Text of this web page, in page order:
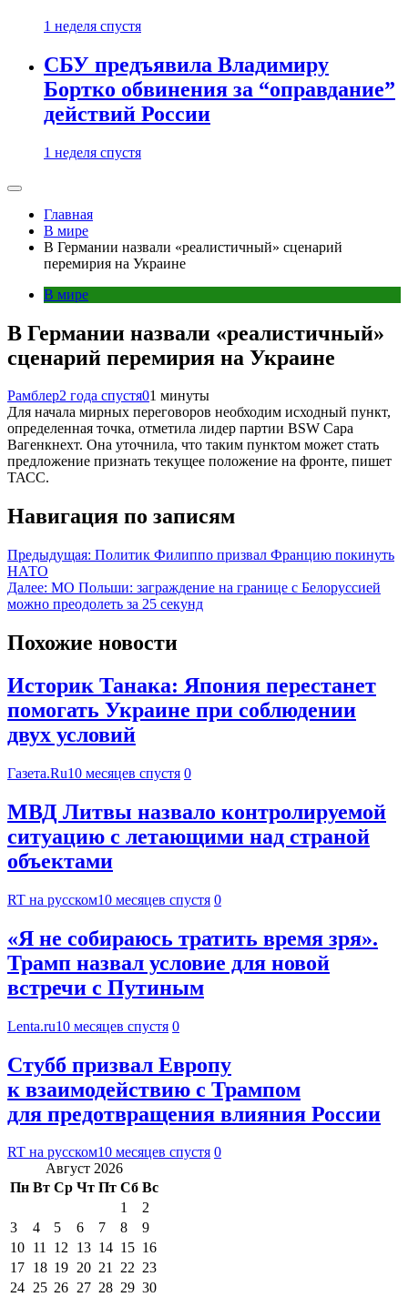
1 неделя спустя
СБУ предъявила Владимиру
Бортко обвинения за “оправдание”
действий России
1 неделя спустя
Главная
В мире
В Германии назвали «реалистичный» сценарий
перемирия на Украине
В мире
В Германии назвали «реалистичный»
сценарий перемирия на Украине
Рамблер2 года спустя01 минуты
Для начала мирных переговоров необходим исходный пункт,
определенная точка, отметила лидер партии BSW Сара
Вагенкнехт. Она уточнила, что таким пунктом может стать
предложение признать текущее положение на фронте, пишет
ТАСС.
Навигация по записям
Предыдущая: Политик Филиппо призвал Францию покинуть
НАТО
Далее: МО Польши: заграждение на границе с Белоруссией
можно преодолеть за 25 секунд
Похожие новости
Историк Танака: Япония перестанет
помогать Украине при соблюдении
двух условий
Газета.Ru10 месяцев спустя 0
МВД Литвы назвало контролируемой
ситуацию с летающими над страной
объектами
RT на русском10 месяцев спустя 0
«Я не собираюсь тратить время зря».
Трамп назвал условие для новой
встречи с Путиным
Lenta.ru10 месяцев спустя 0
Стубб призвал Европу
к взаимодействию с Трампом
для предотвращения влияния России
RT на русском10 месяцев спустя 0
Август 2026
Пн Вт Ср Чт Пт Сб Вс
1
2
3
4 5 6 7 8
9
10 11 12 13 14 15 16
17 18 19 20 21 22 23
24 25 26 27 28 29 30